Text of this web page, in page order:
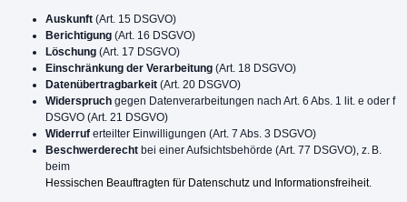
Auskunft (Art. 15 DSGVO)
Berichtigung (Art. 16 DSGVO)
Löschung (Art. 17 DSGVO)
Einschränkung der Verarbeitung (Art. 18 DSGVO)
Datenübertragbarkeit (Art. 20 DSGVO)
Widerspruch gegen Datenverarbeitungen nach Art. 6 Abs. 1 lit. e oder f
DSGVO (Art. 21 DSGVO)
Widerruf erteilter Einwilligungen (Art. 7 Abs. 3 DSGVO)
Beschwerderecht bei einer Aufsichtsbehörde (Art. 77 DSGVO), z. B.
beim
Hessischen Beauftragten für Datenschutz und Informationsfreiheit.